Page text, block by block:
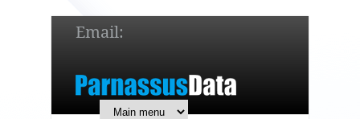
Email:
7 x 24 online support!